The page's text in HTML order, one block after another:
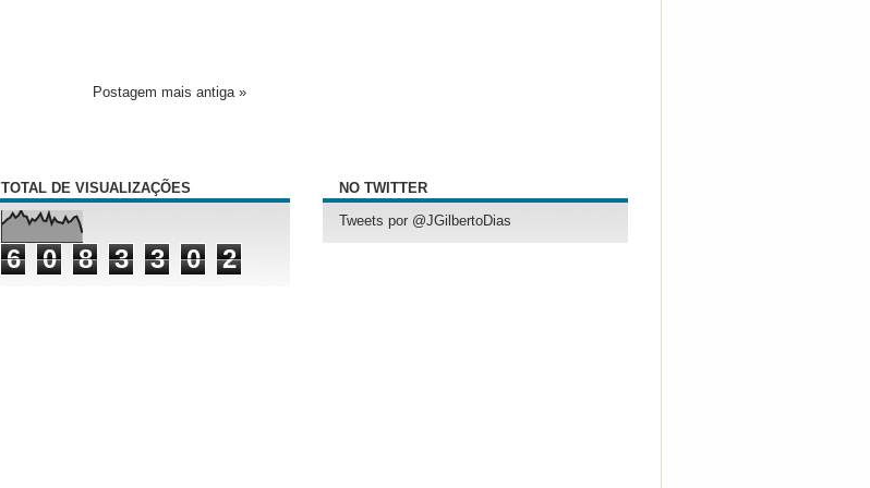
Postagem mais antiga »
TOTAL DE VISUALIZAÇÕES
6 0 8 3 3 0 2
NO TWITTER
Tweets por @JGilbertoDias